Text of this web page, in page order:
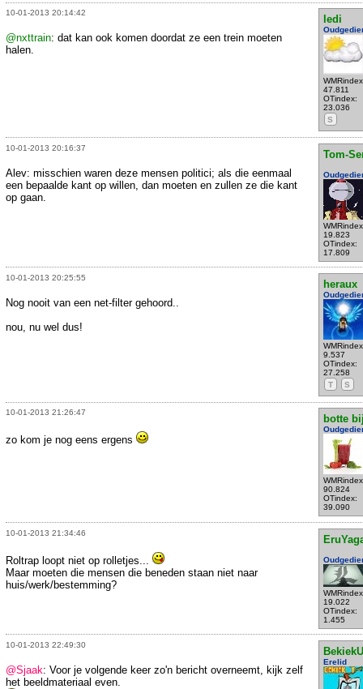
10-01-2013 20:14:42
ledi
47.811
OTindex:
23.036
S
@nxttrain: dat kan ook komen doordat ze een trein moeten
halen.
10-01-2013 20:16:37
Tom-
19.823
OTindex:
17.809
Alev: misschien waren deze mensen politici; als die eenmaal
een bepaalde kant op willen, dan moeten en zullen ze die kant
op gaan.
10-01-2013 20:25:55
heraux
9.537
OTindex:
27.258
T
S
Nog nooit van een net-filter gehoord..
nou, nu wel dus!
10-01-2013 21:26:47
botte
90.824
OTindex:
39.090
zo kom je nog eens ergens
10-01-2013 21:34:46
19.022
OTindex:
1.455
Roltrap loopt niet op rolletjes...
Maar moeten die mensen die beneden staan niet naar
huis/werk/bestemming?
10-01-2013 22:49:30
Erelid
@Sjaak: Voor je volgende keer zo'n bericht overneemt, kijk zelf
het beeldmateriaal even.